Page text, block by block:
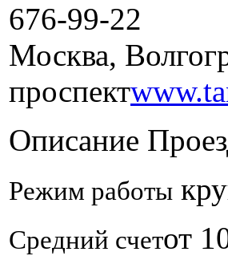
676-99-22
Москва,
проспект
Описание
Режим работы
Средний счетот